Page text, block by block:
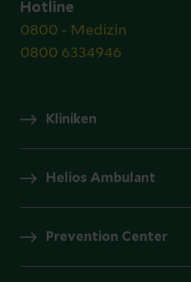
Hotline
0800 - Medizin
0800 6334946
Kliniken
Helios Ambulant
Prevention Center